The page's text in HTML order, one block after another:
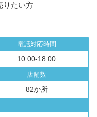
りたい方
電話対応時間
10:00-18:00
店舗数
82か所